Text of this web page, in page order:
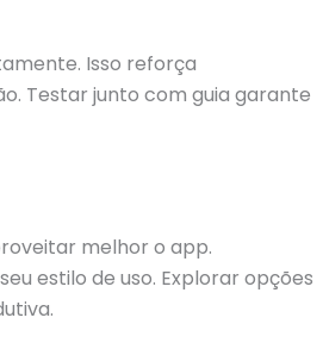
Isso reforça
Testar junto com guia garante
melhor o app.
estilo de uso. Explorar opções